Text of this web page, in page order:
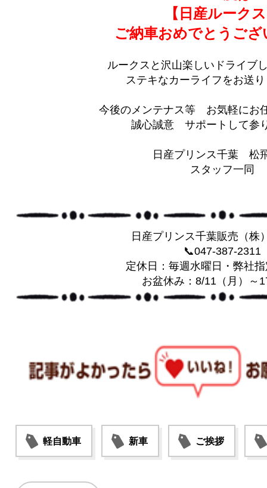
【日産ルーク
ご納車おめでとうご
ルークスと沢山楽しいドライブ
ステキなカーライフをお送
今後のメンテナス等 お気軽にお
誠心誠意 サポートして参
日産プリンス千葉 松
スタッフ一同
日産プリンス千葉販売（株
📞047-387-2311
定休日：毎週水曜日・弊社
お盆休み：8/11（月）～
軽自動車 新車 ご挨拶